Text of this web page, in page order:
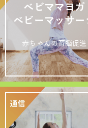
ベビママヨガ
ベビーマッサー
赤ちゃんの育脳促進